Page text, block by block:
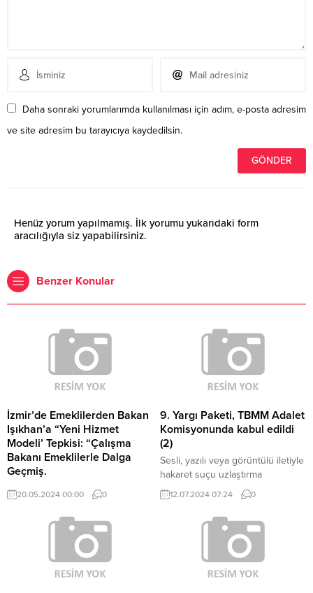
Daha sonraki yorumlarımda kullanılması için adım, e-posta adresim
ve site adresim bu tarayıcıya kaydedilsin.
Henüz yorum yapılmamış. İlk yorumu yukarıdaki form
aracılığıyla siz yapabilirsiniz.
Benzer Konular
İzmir’de Emeklilerden Bakan
Işıkhan’a “Yeni Hizmet
Modeli’ Tepkisi: “Çalışma
Bakanı Emeklilerle Dalga
Geçmiş.
İzmir’de emekliler, Çalışma ve
Sosyal Güvenlik Bakanı Vedat
Işıkhan'ın açıkladığı ‘yeni hizmet
modeli'ne tepki gösterdi. Tüm
Emekliler Sendikası Genel Başkan
Yardımcısı İbrahim Yılmaz, "Bana
göre Çalışma Bakanı emeklilerle
20.05.2024 00:00 0
9. Yargı Paketi, TBMM Adalet
Komisyonunda kabul edildi
(2)
Sesli, yazılı veya görüntülü iletiyle
hakaret suçu uzlaştırma
kapsamından çıkarılarak önödeme
kapsamına alınacak.
12.07.2024 07:24 0